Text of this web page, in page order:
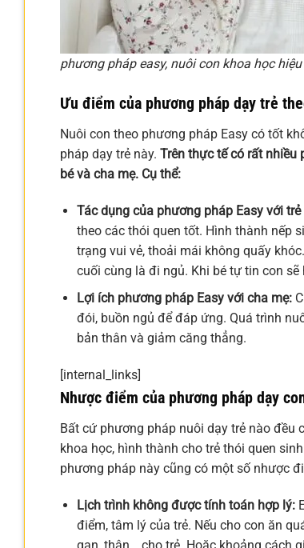
phương pháp easy, nuôi con khoa học
Ưu điểm của phương pháp dạy trẻ
Nuôi con theo phương pháp Easy có tốt
pháp dạy trẻ này. Trên thực tế có rất nhiều
bé và cha mẹ. Cụ thể:
Tác dụng của phương pháp Easy với
theo các thói quen tốt. Hình thành nếp
trạng vui vẻ, thoải mái không quấy
cuối cùng là đi ngủ. Khi bé tự tin con
Lợi ích phương pháp Easy với cha mẹ:
đói, buồn ngủ để đáp ứng. Quá trình
bản thân và giảm căng thẳng.
[internal_links]
Nhược điểm của phương pháp dạy
Bất cứ phương pháp nuôi dạy trẻ nào
khoa học, hình thành cho trẻ thói quen
phương pháp này cũng có một số nhược
Lịch trình không được tính toán hợp lý:
điểm, tâm lý của trẻ. Nếu cho con ăn